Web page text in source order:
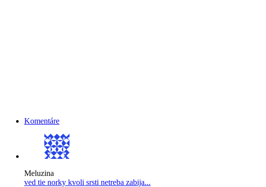
Komentáre
Meluzina
ved tie norky kvoli srsti netreba zabija...